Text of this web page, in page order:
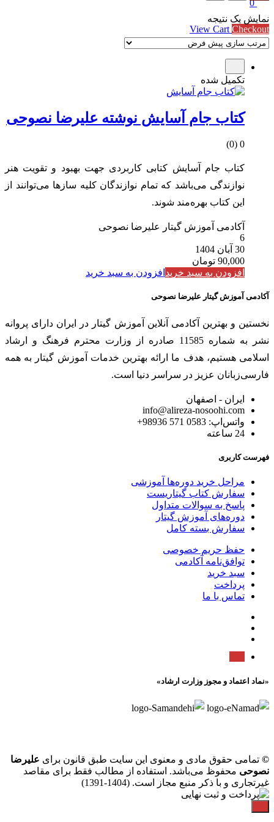
0
Subtotal
0 تومان
View Cart Checkout
نمایش یک نتیجه
تکمیل شده
کتاب جام آسایش نوشته علیرضا نصوحی
0 (0)
کتاب جام آسایش کتابی کاربردی جهت بهبود و تقویت هنر
نوازندگی می‌باشد که تمام نوازندگان کلیه سازها می‌توانند از
این کتاب بهره‌مند شوند.
آکادمی آموزش گیتار علیرضا نصوحی
6
30 آبان 1404
90,000 تومان
افزودن به سبد خرید افزودن به سبد خرید
آکادمی آموزش گیتار علیرضا نصوحی
نخستین و بهترین آکادمی آنلاین آموزش گیتار در ایران دارای پروانه
نشر به شماره 11585 صادره از وزارت محترم فرهنگ و ارشاد
اسلامی هستیم، هدف ما ارائه بهترین خدمات آموزش گیتار به همه
فارسی‌زبانان عزیز در سراسر دنیا است.
ایران - اصفهان
info@alireza-nosoohi.com
واتس‌اپ: 0583 571 98936+
24 ساعته
فهرست کاربری
مراحل خرید دوره‌ها آموزشی
سفارش کتاب گیتاریست
پاسخ به سوالات متداول
دوره‌های آموزش گیتار
سفارش بسته کامل
حفظ حریم خصوصی
توافق‌نامه آکادمی
سبد خرید
پرداخت
تماس با ما
«نماد اعتماد و مجوز وزارت ارشاد»
© تمامی حقوق مادی و معنوی این سایت طبق قانون برای علیرضا
نصوحی محفوظ می‌باشد. استفاده از مطالب فقط برای مقاصد
غیرتجاری و با ذکر منبع مجاز است. (1404-1391)